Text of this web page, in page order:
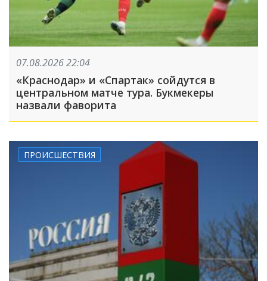
07.08.2026 22:04
«Краснодар» и «Спартак» сойдутся в
центральном матче тура. Букмекеры
назвали фаворита
ПРОИСШЕСТВИЯ